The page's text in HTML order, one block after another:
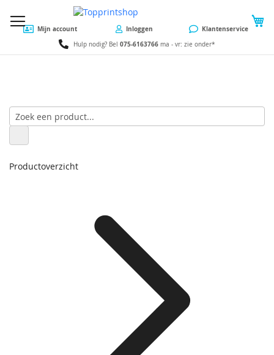
Mijn account Inloggen Klantenservice
Hulp nodig? Bel 075-6163766 ma - vr: zie onder*
Productoverzicht